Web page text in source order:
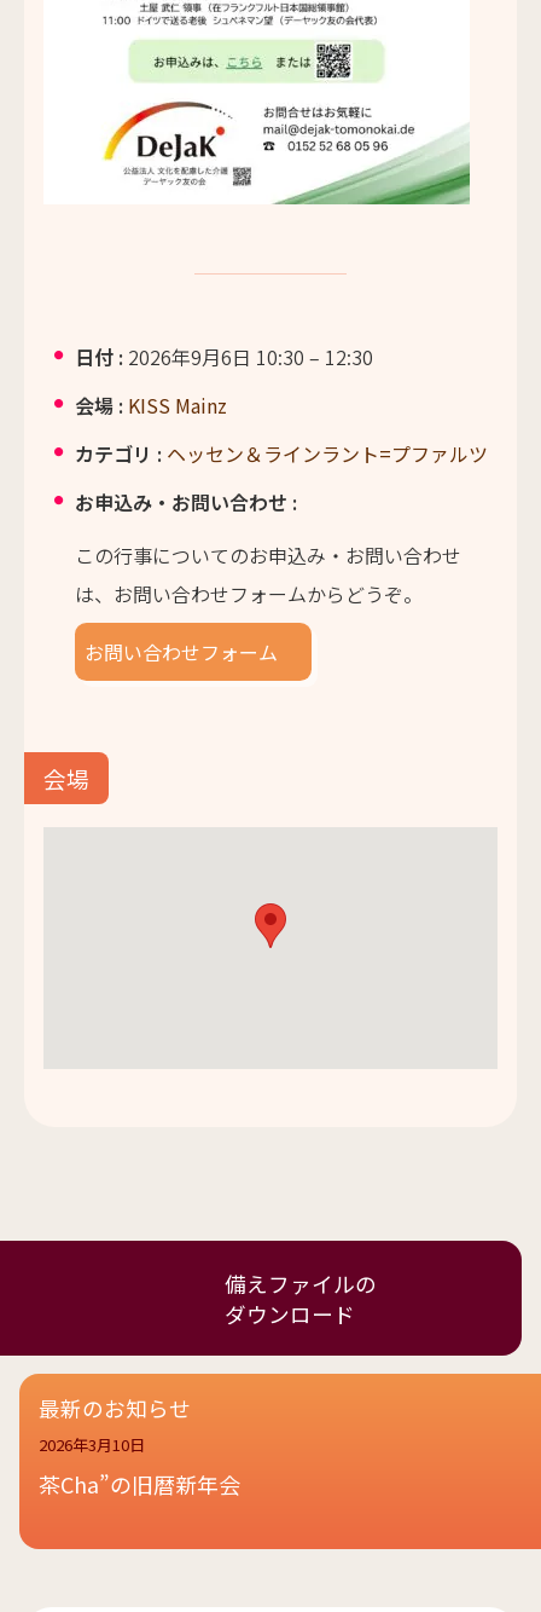
日付 : 2026年9月6日 10:30 – 12:30
会場 : KISS Mainz
カテゴリ : ヘッセン＆ラインラント=プファルツ
お申込み・お問い合わせ :
この行事についてのお申込み・お問い合わせ
は、お問い合わせフォームからどうぞ。
お問い合わせフォーム
会場
備えファイルの
ダウンロード
最新のお知らせ
2026年3月10日
茶Cha”の旧暦新年会